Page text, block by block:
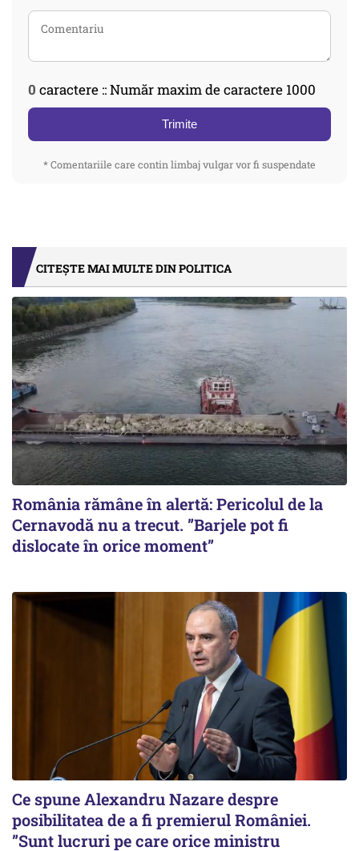
0 caractere :: Număr maxim de caractere 1000
Trimite
* Comentariile care contin limbaj vulgar vor fi suspendate
CITEȘTE MAI MULTE DIN POLITICA
România rămâne în alertă: Pericolul de la
Cernavodă nu a trecut. ”Barjele pot fi
dislocate în orice moment”
Ce spune Alexandru Nazare despre
posibilitatea de a fi premierul României.
”Sunt lucruri pe care orice ministru